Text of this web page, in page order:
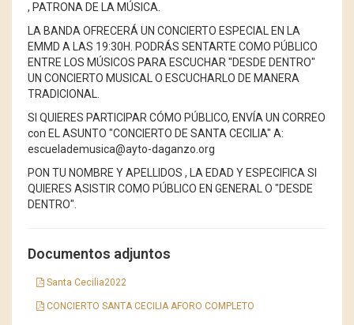
, PATRONA DE LA MÚSICA.
LA BANDA OFRECERÁ UN CONCIERTO ESPECIAL EN LA
EMMD A LAS 19:30H.
PODRÁS SENTARTE COMO PÚBLICO
ENTRE LOS MÚSICOS PARA ESCUCHAR "DESDE DENTRO"
UN CONCIERTO MUSICAL O ESCUCHARLO DE MANERA
TRADICIONAL.
SI QUIERES PARTICIPAR CÓMO PÚBLICO, ENVÍA UN CORREO
con EL ASUNTO "CONCIERTO DE SANTA CECILIA" A:
escuelademusica@ayto-daganzo.org
PON TU NOMBRE Y APELLIDOS , LA EDAD Y ESPECIFICA SI
QUIERES ASISTIR COMO PÚBLICO EN GENERAL O "DESDE
DENTRO".
Documentos adjuntos
Santa Cecilia2022
CONCIERTO SANTA CECILIA AFORO COMPLETO